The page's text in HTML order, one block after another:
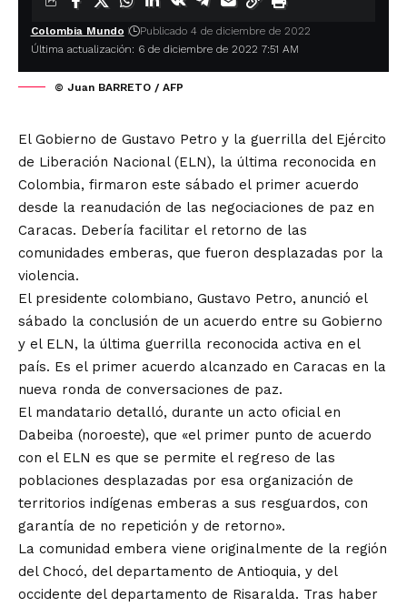
Última actualización: 6 de diciembre de 2022 7:51 AM
Colombia Mundo Publicado 4 de diciembre de 2022
© Juan BARRETO / AFP
El Gobierno de Gustavo Petro y la guerrilla del Ejército
de Liberación Nacional (ELN), la última reconocida en
Colombia, firmaron este sábado el primer acuerdo
desde la reanudación de las negociaciones de paz en
Caracas. Debería facilitar el retorno de las
comunidades emberas, que fueron desplazadas por la
violencia.
El presidente colombiano, Gustavo Petro, anunció el
sábado la conclusión de un acuerdo entre su Gobierno
y el ELN, la última guerrilla reconocida activa en el
país. Es el primer acuerdo alcanzado en Caracas en la
nueva ronda de conversaciones de paz.
El mandatario detalló, durante un acto oficial en
Dabeiba (noroeste), que «el primer punto de acuerdo
con el ELN es que se permite el regreso de las
poblaciones desplazadas por esa organización de
territorios indígenas emberas a sus resguardos, con
garantía de no repetición y de retorno».
La comunidad embera viene originalmente de la región
del Chocó, del departamento de Antioquia, y del
occidente del departamento de Risaralda. Tras haber